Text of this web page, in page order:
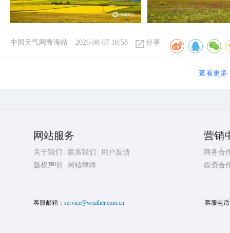
中国天气网青海站 2026-08-07 10:58 分享
查看更多
网站服务
关于我们 联系我们
用户反馈
版权声明
网站律师
营销
商务合
媒资合
客服邮箱： service@weather.com.cn 客服电